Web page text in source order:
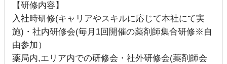
【研修内容】
入社時研修(キャリアやスキルに応じて本社にて実
施)・社内研修会(毎月1回開催の薬剤師集合研修※自
由参加）
薬局内,エリア内での研修会・社外研修会(薬剤師会